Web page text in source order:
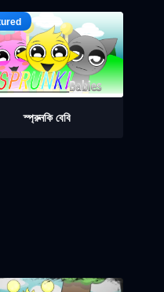
স্প্রুনকি বেবি